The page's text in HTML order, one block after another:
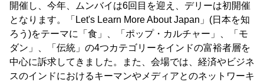
開催し、今年、ムンバイは6回目を迎え、デリーは初開催
となります。「Let's Learn More About Japan」(日本を知
ろう)をテーマに「食」、「ポップ・カルチャー」、「モ
ダン」、「伝統」の4つカテゴリーをインドの富裕者層を
中心に訴求してきました。また、会場では、経済やビジネ
スのインドにおけるキーマンやメディアとのネットワーキ